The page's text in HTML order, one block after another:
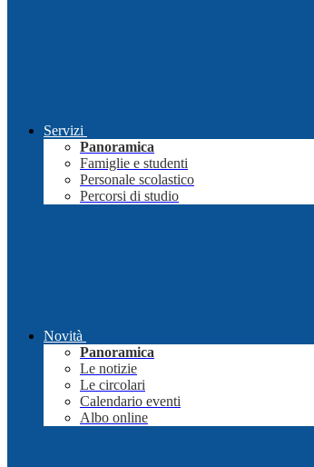
Servizi
Panoramica
Famiglie e studenti
Personale scolastico
Percorsi di studio
Novità
Panoramica
Le notizie
Le circolari
Calendario eventi
Albo online